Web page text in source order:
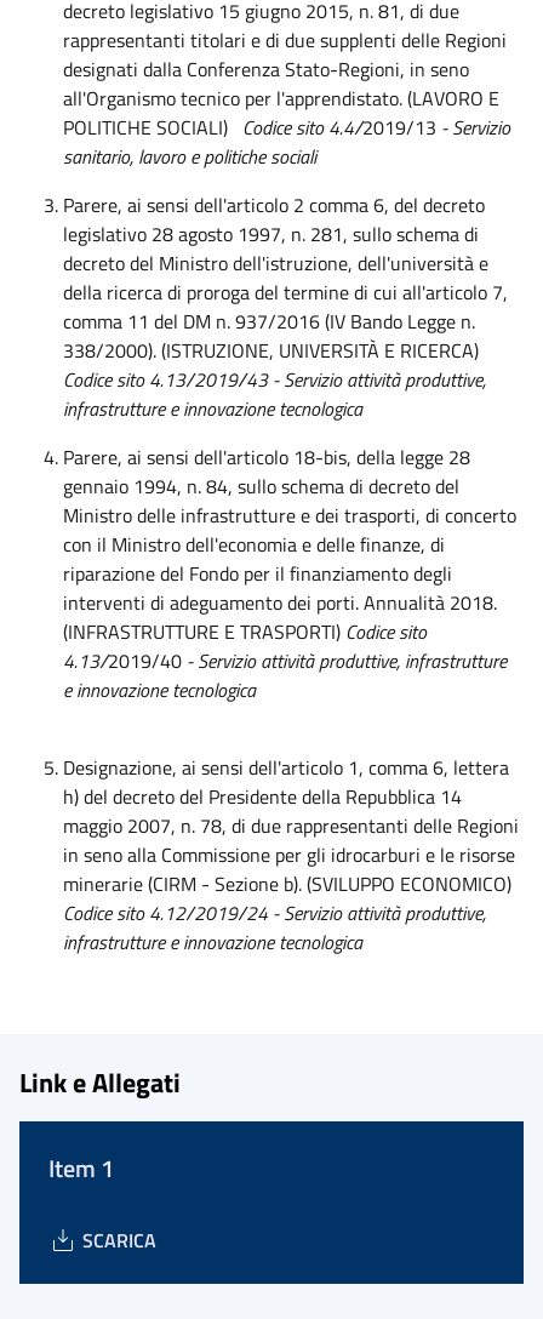
decreto legislativo 15 giugno 2015, n. 81, di due
rappresentanti titolari e di due supplenti delle Regioni
designati dalla Conferenza Stato-Regioni, in seno
all'Organismo tecnico per l'apprendistato. (LAVORO E
POLITICHE SOCIALI) Codice sito 4.4/2019/13 - Servizio
sanitario, lavoro e politiche sociali
Parere, ai sensi dell'articolo 2 comma 6, del decreto
legislativo 28 agosto 1997, n. 281, sullo schema di
decreto del Ministro dell'istruzione, dell'università e
della ricerca di proroga del termine di cui all'articolo 7,
comma 11 del DM n. 937/2016 (IV Bando Legge n.
338/2000). (ISTRUZIONE, UNIVERSITÀ E RICERCA)
Codice sito 4.13/2019/43 - Servizio attività produttive,
infrastrutture e innovazione tecnologica
Parere, ai sensi dell'articolo 18-bis, della legge 28
gennaio 1994, n. 84, sullo schema di decreto del
Ministro delle infrastrutture e dei trasporti, di concerto
con il Ministro dell'economia e delle finanze, di
riparazione del Fondo per il finanziamento degli
interventi di adeguamento dei porti. Annualità 2018.
(INFRASTRUTTURE E TRASPORTI) Codice sito
4.13/2019/40 - Servizio attività produttive, infrastrutture
e innovazione tecnologica
Designazione, ai sensi dell'articolo 1, comma 6, lettera
h) del decreto del Presidente della Repubblica 14
maggio 2007, n. 78, di due rappresentanti delle Regioni
in seno alla Commissione per gli idrocarburi e le risorse
minerarie (CIRM - Sezione b). (SVILUPPO ECONOMICO)
Codice sito 4.12/2019/24 - Servizio attività produttive,
infrastrutture e innovazione tecnologica
Link e Allegati
Item 1
SCARICA